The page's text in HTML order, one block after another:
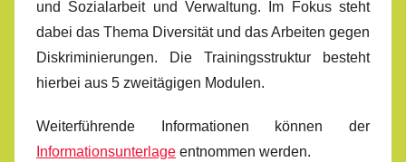
und Sozialarbeit und Verwaltung. Im Fokus steht
dabei das Thema Diversität und das Arbeiten gegen
Diskriminierungen. Die Trainingsstruktur besteht
hierbei aus 5 zweitägigen Modulen.
Weiterführende Informationen können der
Informationsunterlage entnommen werden.